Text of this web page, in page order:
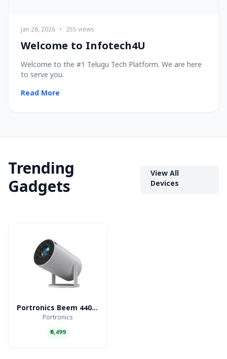
Jan 28, 2026 • 255 views
Welcome to Infotech4U
Welcome to the #1 Telugu Tech Platform. We are here
to serve you.
Read More
Trending
Gadgets
View All
Devices
Portronics Beem 440 Smart LED Projector
Portronics
₹6,499